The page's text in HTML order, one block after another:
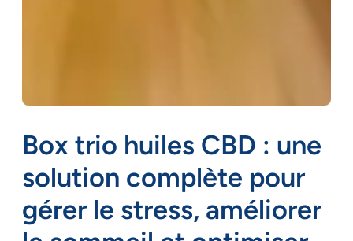
Box trio huiles CBD : une
solution complète pour
gérer le stress, améliorer